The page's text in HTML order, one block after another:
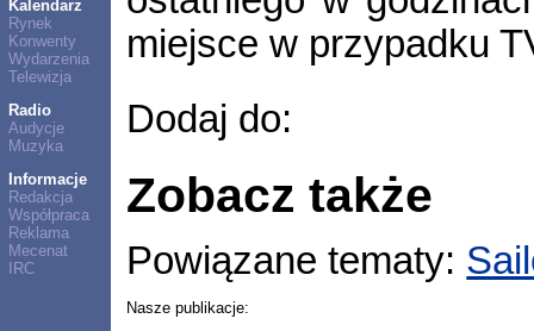
Kalendarz
Rynek
Konwenty
Wydarzenia
Telewizja
Radio
Audycje
Muzyka
Informacje
Redakcja
Współpraca
Reklama
Mecenat
IRC
miejsce w przypadku
Dodaj do:
Zobacz także
Powiązane tematy:
Nasze publikacje: